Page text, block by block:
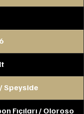
Speyside
Fıçıları / Oloroso